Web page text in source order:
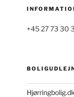
+45 27 73 30
Hjørringbolig.dk